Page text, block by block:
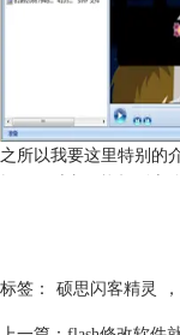
之所以我要这里特别的
编辑flash而发愁。以后
轻松应对了，同时也真
标签： 硕思闪客精灵 ，